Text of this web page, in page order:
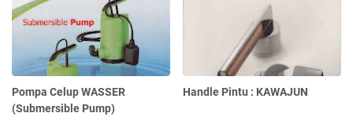
Pompa Celup WASSER
(Submersible Pump)
Handle Pintu : KAWAJUN